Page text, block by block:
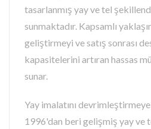
tasarlanmış yay ve tel
sunmaktadır. Kapsamlı
geliştirmeyi ve satış sonrası
kapasitelerini artıran hassas
sunar.
Yay imalatını
1996'dan beri gelişmiş yay ve